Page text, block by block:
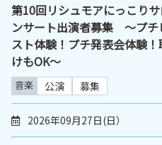
第10回リシュモアにっこり
ンサート出演者募集 ～プチ
スト体験！プチ発表会体験
けもOK～
音楽 公演 募集
2026年09月27日(日）